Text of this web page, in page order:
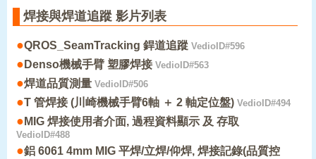
焊接與焊道追蹤 影片列表
●QROS_SeamTracking 銲道追蹤 VedioID#596
● Denso機械手臂 塑膠焊接VedioID#563
●焊道品質測量 VedioID#506
●T 管焊接 (川崎機械手臂6軸 ＋ 2 軸定位盤) VedioID#494
● MIG 焊接使用者介面, 過程資料顯示 及 存取
VedioID#488
●鋁 6061 4mm MIG 平焊/立焊/仰焊, 焊接記錄(品質控